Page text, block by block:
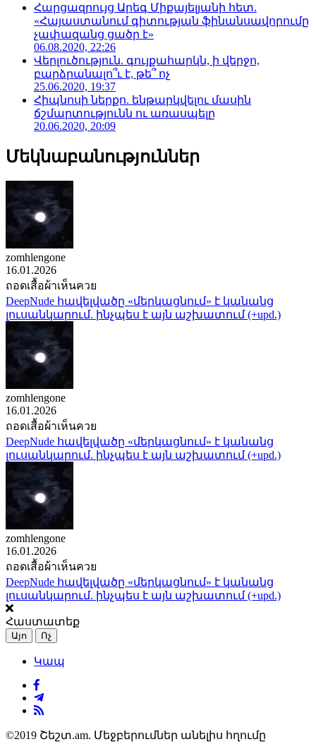
Հարցազրույց Արեգ Միքայելյանի հետ.
«Հայաստանում գիտության ֆինանսավորումը
չափազանց ցածր է»
06.08.2020, 22:26
Վերլուծություն. գույքահարկն, ի վերջո,
բարձրանալո՞ւ է, թե՞ ոչ
25.06.2020, 19:37
Հիպնոսի ներքո. ենթարկվելու մասին
ճշմարտությունն ու առասպելը
20.06.2020, 20:09
Մեկնաբանություններ
zomhlengone
16.01.2026
ถอดเสื้อผ้าเห็นควย
DeepNude հավելվածը «մերկացնում» է կանանց
լուսանկարում. ինչպես է այն աշխատում (+upd.)
zomhlengone
16.01.2026
ถอดเสื้อผ้าเห็นควย
DeepNude հավելվածը «մերկացնում» է կանանց
լուսանկարում. ինչպես է այն աշխատում (+upd.)
zomhlengone
16.01.2026
ถอดเสื้อผ้าเห็นควย
DeepNude հավելվածը «մերկացնում» է կանանց
լուսանկարում. ինչպես է այն աշխատում (+upd.)
Հաստատեք
Այո Ոչ
Կապ
©2019 Շեշտ.am. Մեջբերումներ անելիս հղումը